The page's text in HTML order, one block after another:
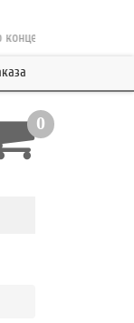
ESAB с 2010 года
0